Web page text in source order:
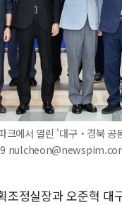
크에서 열린 '대구‧경북 공
조정실장과 오준혁